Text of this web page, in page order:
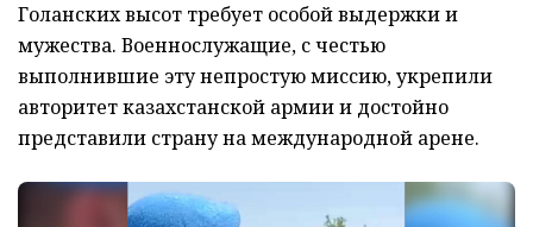
Голанских высот требует особой выдержки и
мужества. Военнослужащие, с честью
выполнившие эту непростую миссию, укрепили
авторитет казахстанской армии и достойно
представили страну на международной арене.